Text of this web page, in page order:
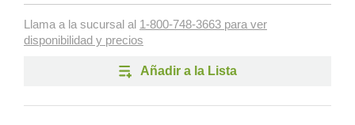
Llama a la sucursal al 1-800-748-3663 para ver
disponibilidad y precios
Añadir a la Lista